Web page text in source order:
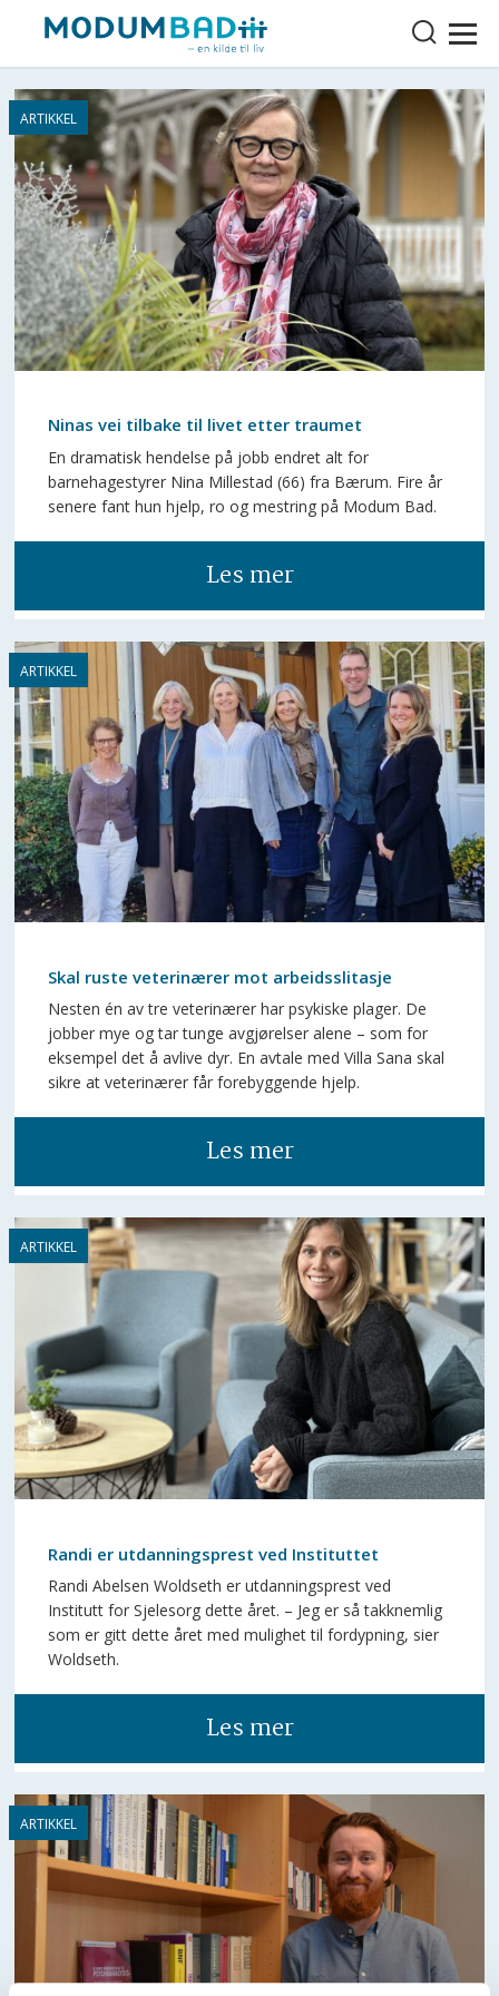
Ninas vei tilbake til livet etter traumet
En dramatisk hendelse på jobb endret alt for
barnehagestyrer Nina Millestad (66) fra Bærum. Fire år
senere fant hun hjelp, ro og mestring på Modum Bad.
Les mer
Skal ruste veterinærer mot arbeidsslitasje
Nesten én av tre veterinærer har psykiske plager. De
jobber mye og tar tunge avgjørelser alene – som for
eksempel det å avlive dyr. En avtale med Villa Sana skal
sikre at veterinærer får forebyggende hjelp.
Les mer
Randi er utdanningsprest ved Instituttet
Randi Abelsen Woldseth er utdanningsprest ved
Institutt for Sjelesorg dette året. – Jeg er så takknemlig
som er gitt dette året med mulighet til fordypning, sier
Woldseth.
Les mer